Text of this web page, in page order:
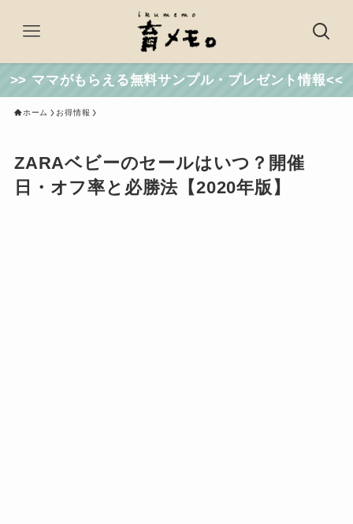
>> ママがもらえる無料サンプル・プレゼント情報<<
ホーム お得情報
ZARAベビーのセールはいつ？開催
日・オフ率と必勝法【2020年版】